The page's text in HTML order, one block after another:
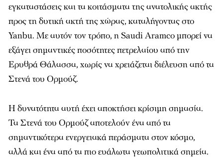
εγκαταστάσεις και τα κοιτάσματα της ανατολικής ακτής
προς τη δυτική ακτή της χώρας, καταλήγοντας στο
Yanbu. Με αυτόν τον τρόπο, η Saudi Aramco μπορεί να
εξάγει σημαντικές ποσότητες πετρελαίου από την
Ερυθρά Θάλασσα, χωρίς να χρειάζεται διέλευση από τα
Στενά του Ορμούζ.
Η δυνατότητα αυτή έχει αποκτήσει κρίσιμη σημασία.
Τα Στενά του Ορμούζ αποτελούν ένα από τα
σημαντικότερα ενεργειακά περάσματα στον κόσμο,
αλλά και ένα από τα πιο ευάλωτα γεωπολιτικά σημεία.